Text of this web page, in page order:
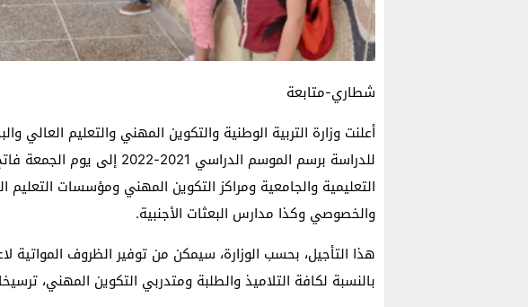
شطاري-متابعة
أعلنت وزارة التربية الوطنية والتكوين المهني والتعليم العالي
التعليمية والجامعية ومراكز التكوين المهني ومؤسسات التعليم
والخصوصي وكذا مدارس البعثات الأجنبية.
هذا التأجيل، بحسب الوزارة، سيمكن من توفير الظروف المواتية
بالنسبة لكافة التلاميذ والطلبة ومتدربي التكوين المهني،